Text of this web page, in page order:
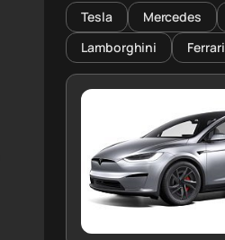
Tesla Mercedes
Lamborghini
Ferrari